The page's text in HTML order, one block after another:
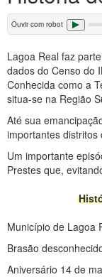
Ouvir com robot
Lagoa Real faz
dados do Censo do
Conhecida como a
situa-se na Região
Até sua
importantes distritos
Um importante
Prestes que,
Município de Lagoa
Brasão
Aniversário 14 de